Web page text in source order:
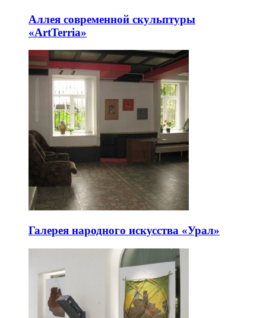
Аллея современной скульптуры
«ArtTerria»
Галерея народного искусства «Урал»